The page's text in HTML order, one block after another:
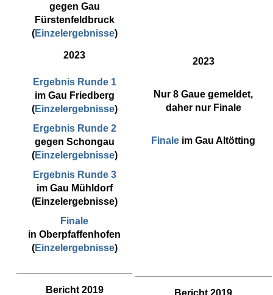
gegen Gau
Fürstenfeldbruck
(Einzelergebnisse)
2023
Ergebnis Runde 1
im Gau Friedberg
(Einzelergebnisse)
Ergebnis Runde 2
gegen Schongau
(Einzelergebnisse)
Ergebnis Runde 3
im Gau Mühldorf
(Einzelergebnisse)
Finale
in Oberpfaffenhofen
(Einzelergebnisse)
2023
Nur 8 Gaue gemeldet,
daher nur Finale
Finale im Gau Altötting
Bericht 2019
Bericht 2019